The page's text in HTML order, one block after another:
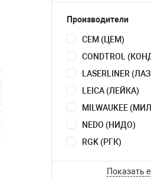
Производители
CEM (ЦЕМ)
CONDTROL
LASERLINER
LEICA (ЛЕЙКА)
MILWAUKEE
NEDO (НИДО)
RGK (РГК)
VEGA (ВЕГА)
Показать